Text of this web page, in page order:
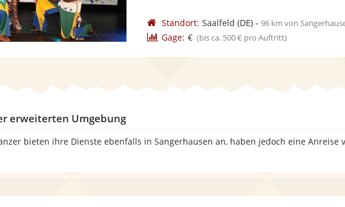
Standort: Saalfeld (DE)- 96 km von
Gage: € (bis ca. 500 € pro Auftritt)
erweiterten Umgebung
bieten ihre Dienste ebenfalls in Sangerhausen an, haben jedoch eine Anreise